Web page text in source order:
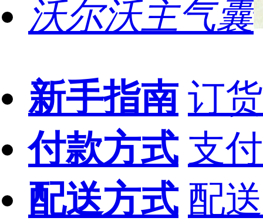
沃尔沃主气囊
新手指南 订
付款方式 支
配送方式 配